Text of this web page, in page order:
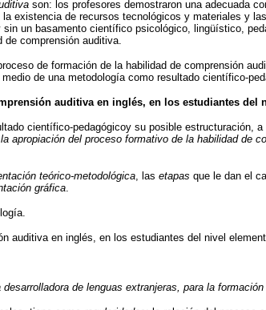
son: los profesores demostraron una adecuada
existencia de recursos tecnológicos y materiales y
un basamento científico psicológico, lingüístico,
comprensión auditiva.
de formación de la habilidad de comprensión
de una metodología como resultado científico-
auditiva en inglés, en los estudiantes
científico-pedagógicoy su posible estructuración,
apropiación del proceso formativo de la habilidad
teórico-metodológica , las etapas que le dan el
gráfica
auditiva en inglés, en los estudiantes del nivel
desarrolladora de lenguas extranjeras, para la